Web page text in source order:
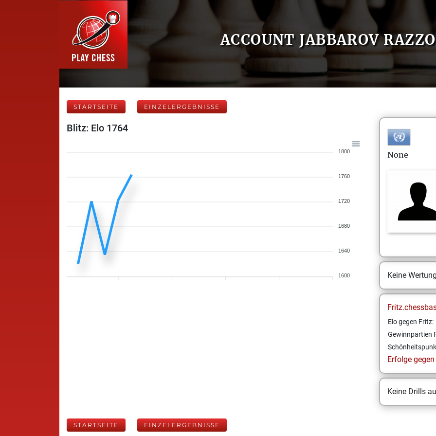
ACCOUNT JABBAROV
STARTSEITE EINZELERGEBNISSE
Blitz: Elo 1764
1800
1760
1720
1680
1640
1600
None
Keine
Elo gegen Fritz:
Gewinnpartien
Erfolge
Keine Drills
STARTSEITE EINZELERGEBNISSE